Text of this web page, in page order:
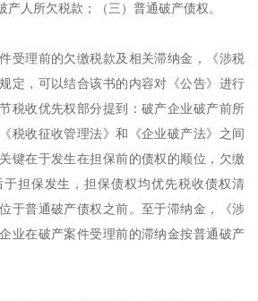
产人所欠税款；（三）普通破产债权。
受理前的欠缴税款及相关滞纳金，《涉税
定，可以结合该书的内容对《公告》进行
税收优先权部分提到：破产企业破产前所
税收征收管理法》和《企业破产法》之间
键在于发生在担保前的债权的顺位，欠缴
担保发生，担保债权均优先税收债权清
于普通破产债权之前。至于滞纳金，《涉
业在破产案件受理前的滞纳金按普通破产